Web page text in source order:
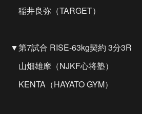
稲井良弥（TARGET）
▼第7試合 RISE-63kg契約 3分3R
山畑雄摩（NJKF心将塾）
KENTA（HAYATO GYM）